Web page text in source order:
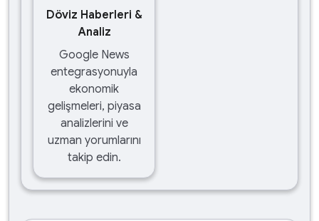
Döviz Haberleri &
Analiz
Google News
entegrasyonuyla
ekonomik
gelişmeleri, piyasa
analizlerini ve
uzman yorumlarını
takip edin.